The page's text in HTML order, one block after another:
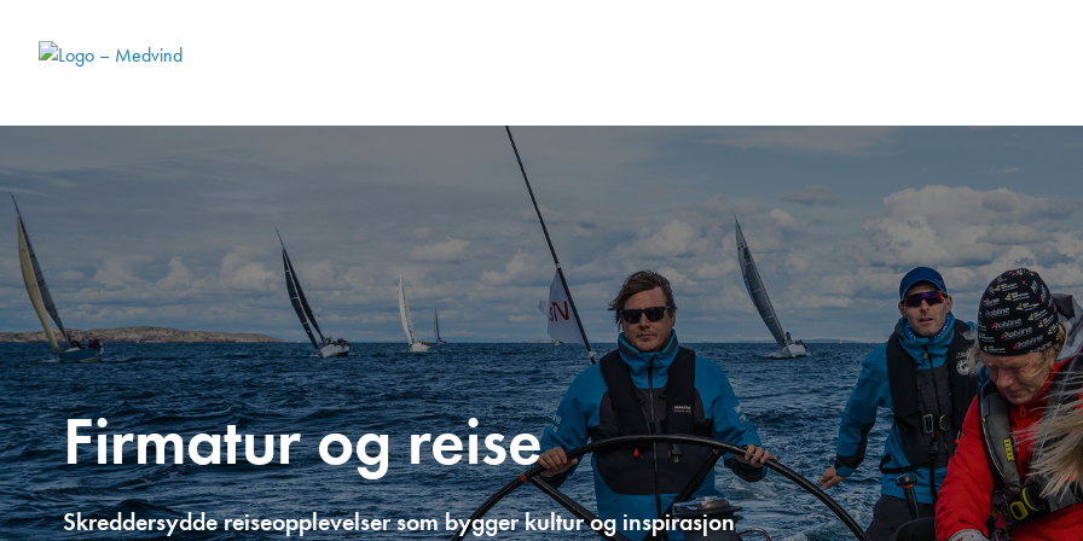
Firmatur og reise
Skreddersydde reiseopplevelser som bygger kultur og inspirasjon